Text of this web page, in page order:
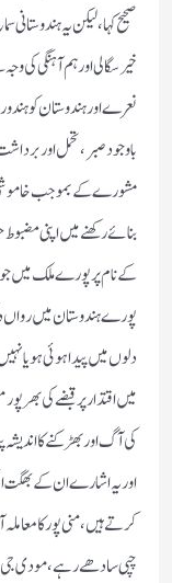
صحیح کہا، لیکن یہ
خیرسگالی اور ہم آہنگی کی
نعرے اور ہندوستان کو
باوجود صبر،تحمل
مشورے کے بموجب خاموشی
بنائے رکھنے میں اپنی
کے نام پر پورے ملک میں جو
پورے ہندوستان میں رواں
میں اقتدار پر قبضے کی بھر
کی آگ اور بھڑکنے کا
اوریہ اشارے ان کے بھگت
کرتے ہیں، منی پور کا
چپی سادھے رہے ، مودی جی